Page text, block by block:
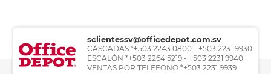
sclientessv@officedepot.com.sv
CASCADAS *+503 2243 0800 - +503 2231 9930
ESCALÓN *+503 2264 5219 - +503 2231 9940
VENTAS POR TELÉFONO *+503 2231 9939